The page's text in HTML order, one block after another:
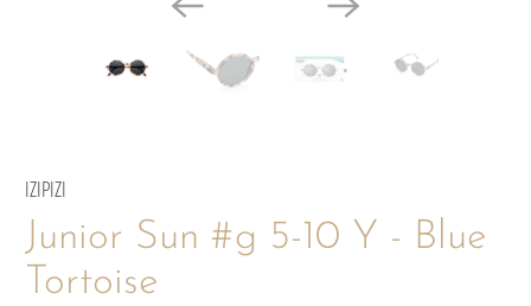
IZIPIZI
Junior Sun #g 5-10 Y - Blue
Tortoise